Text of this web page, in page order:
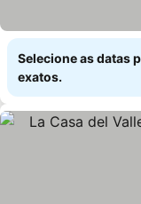
Selecione as datas
exatos.